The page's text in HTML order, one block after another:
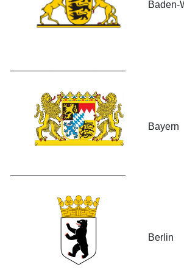
Baden-
Bayern
Berlin